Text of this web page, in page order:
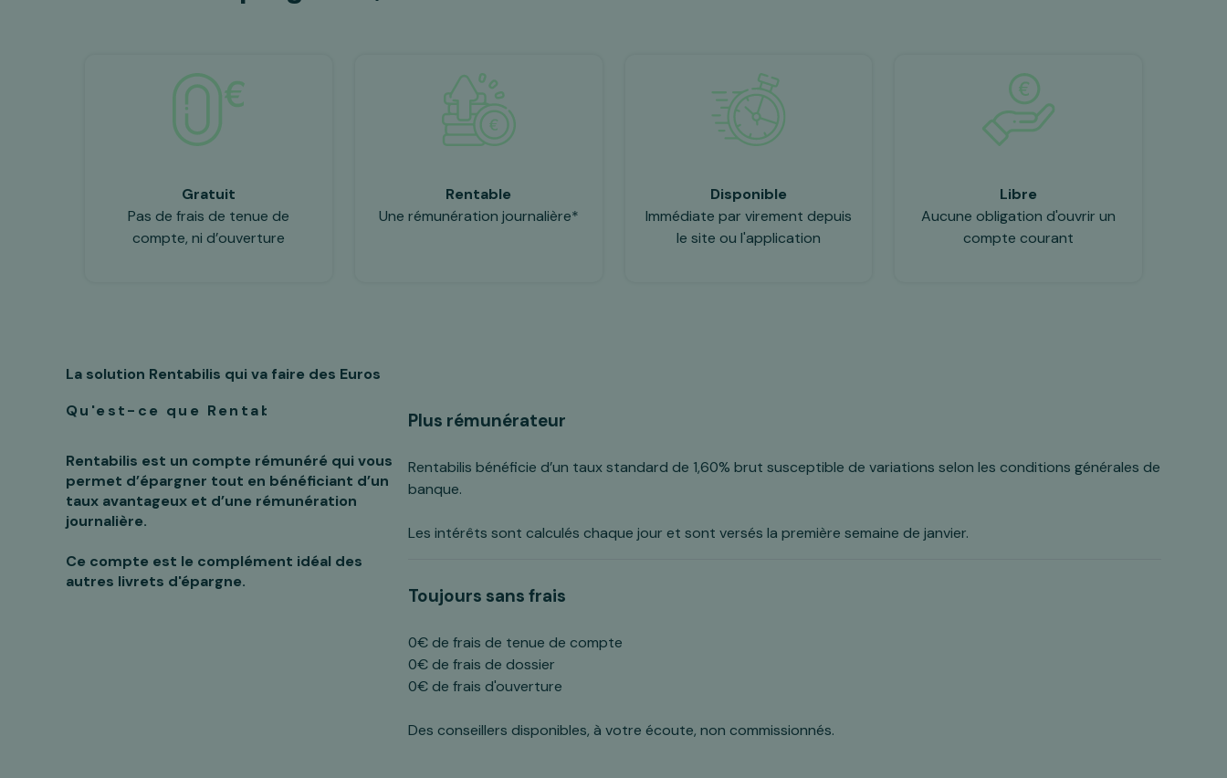
Gratuit
Pas de frais de tenue de
compte, ni d’ouverture
Rentable
Une rémunération journalière*
Disponible
Immédiate par virement depuis
le site ou l'application
Libre
Aucune obligation d'ouvrir un
compte courant
La solution Rentabilis qui va faire des Euros
Qu'est-ce que Rentabilis ?
Rentabilis est un compte rémunéré qui vous
permet d’épargner tout en bénéficiant d’un
taux avantageux et d’une rémunération
journalière.
Ce compte est le complément idéal des
autres livrets d'épargne.
Plus rémunérateur
Rentabilis bénéficie d’un taux standard de 1,60% brut susceptible de variations selon les conditions générales de
banque.
Les intérêts sont calculés chaque jour et sont versés la première semaine de janvier.
Toujours sans frais
0€ de frais de tenue de compte
0€ de frais de dossier
0€ de frais d'ouverture
Des conseillers disponibles, à votre écoute, non commissionnés.